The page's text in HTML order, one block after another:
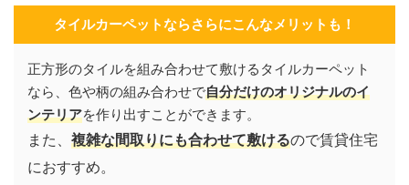
タイルカーペットならさらにこんなメリットも！
正方形のタイルを組み合わせて敷けるタイルカーペット
なら、色や柄の組み合わせで自分だけのオリジナルのイ
ンテリアを作り出すことができます。
また、 複雑な間取りにも合わせて敷けるので賃貸住宅
におすすめ。